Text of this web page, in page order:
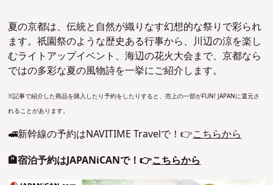
夏の京都は、伝統と自然が織りなす幻想的な祭りで彩られ
ます。祇園祭のような歴史ある行事から、川辺の涼を楽し
むライトアップイベント、海辺の花火大会まで、京都なら
ではの多彩な夏の風物詩を一挙にご紹介します。
※記事で紹介した商品を購入したり予約をしたりすると、売上の一部がFUN! JAPANに還元さ
れることがあります。
🚅新幹線の予約はNAVITIME Travelで！👉こちらから
🏨宿泊予約はJAPANiCANで！👉こちらから